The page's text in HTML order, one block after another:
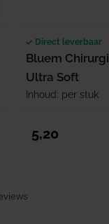
Direct leverbaar
Bluem
Ultra Soft
Inhoud: per stuk
Normale prijs
5,20